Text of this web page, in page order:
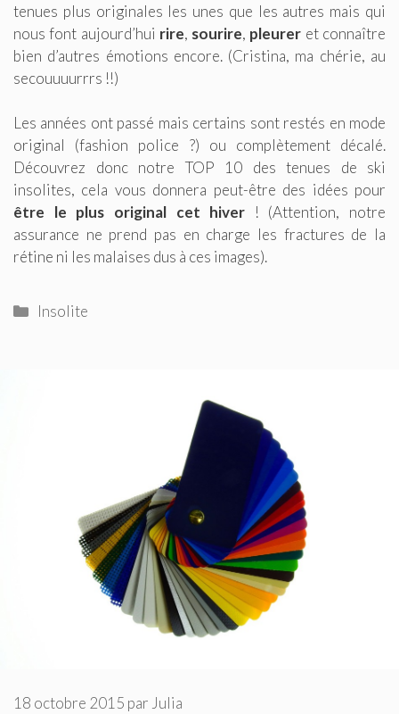
tenues plus originales les unes que les autres mais qui
nous font aujourd’hui rire, sourire, pleurer et connaître
bien d’autres émotions encore. (Cristina, ma chérie, au
secouuuurrrs !!)
Les années ont passé mais certains sont restés en mode
original (fashion police ?) ou complètement décalé.
Découvrez donc notre TOP 10 des tenues de ski
insolites, cela vous donnera peut-être des idées pour
être le plus original cet hiver ! (Attention, notre
assurance ne prend pas en charge les fractures de la
rétine ni les malaises dus à ces images).
Catégories
Insolite
18 octobre 2015 par Julia